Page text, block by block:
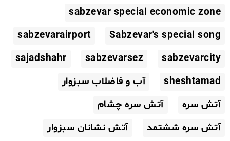
sabzevar special economic zone
Sabzevar's special song
sabzevarairport
sabzevarcity
sabzevarsez
sajadshahr
sheshtamad
آب و فاضلاب سبزوار
آتش سره
آتش سره چشام
آتش سره ششتمد
آتش نشانان سبزوار